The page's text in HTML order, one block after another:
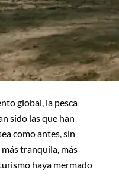
global, la pesca
sido las que han
como antes, sin
tranquila, más
haya mermado